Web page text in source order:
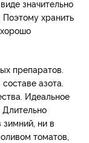
значительно
Поэтому хранить
препаратов.
азота.
Идеальное
зимний, ни в
томатов,